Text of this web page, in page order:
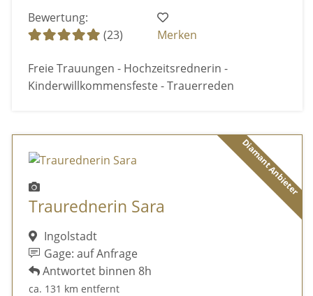
Bewertung:
(23)
Merken
Freie Trauungen - Hochzeitsrednerin -
Kinderwillkommensfeste - Trauerreden
Diamant Anbieter
Traurednerin Sara
Ingolstadt
Gage: auf Anfrage
Antwortet binnen 8h
ca. 131 km entfernt